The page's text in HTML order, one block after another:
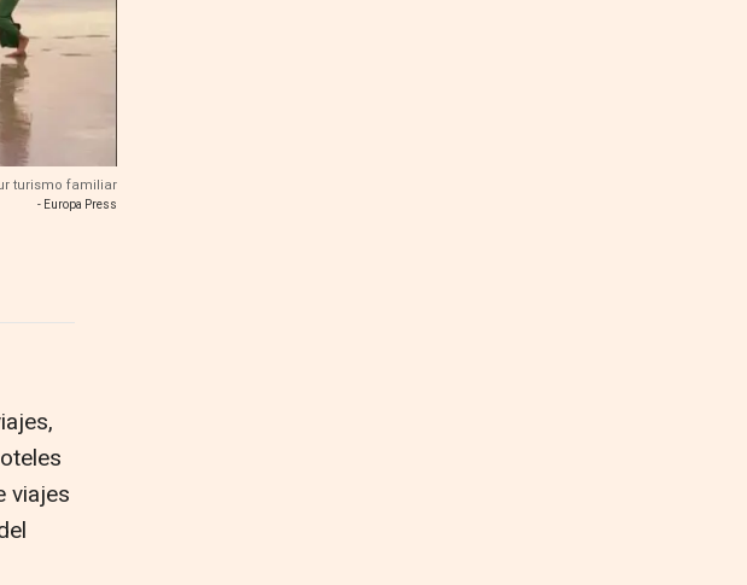
turismo familiar
- Europa Press
viajes